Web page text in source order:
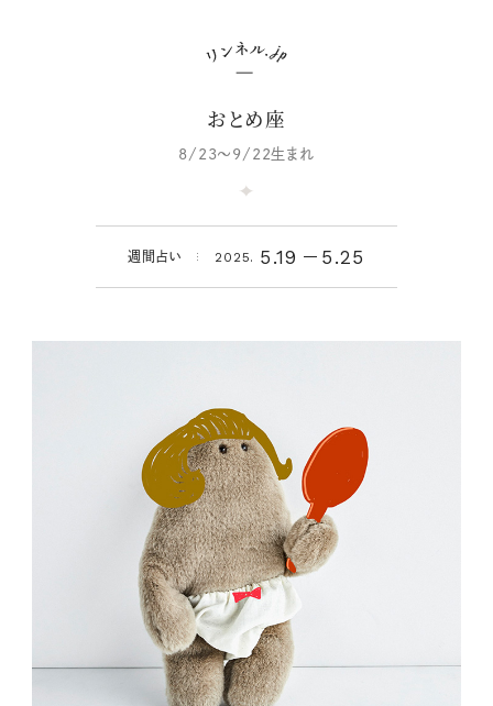
おとめ座
8/23～9/22生まれ
週間占い 2025. 5.19 5.25